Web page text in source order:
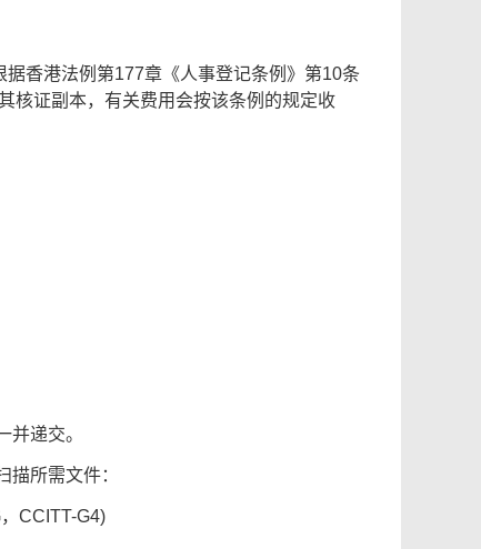
香港法例第177章《人事登记条例》第10条
核证副本，有关费用会按该条例的规定收
递交。
所需文件：
CCITT-G4)